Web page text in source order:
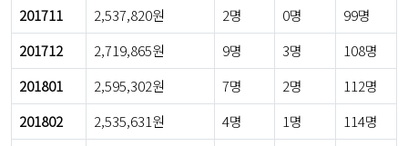
201711
2,537,820원 2명 0명
99명
201712
2,719,865원 9명 3명
108명
201801
2,595,302원 7명 2명
112명
201802
2,535,631원 4명 1명
114명